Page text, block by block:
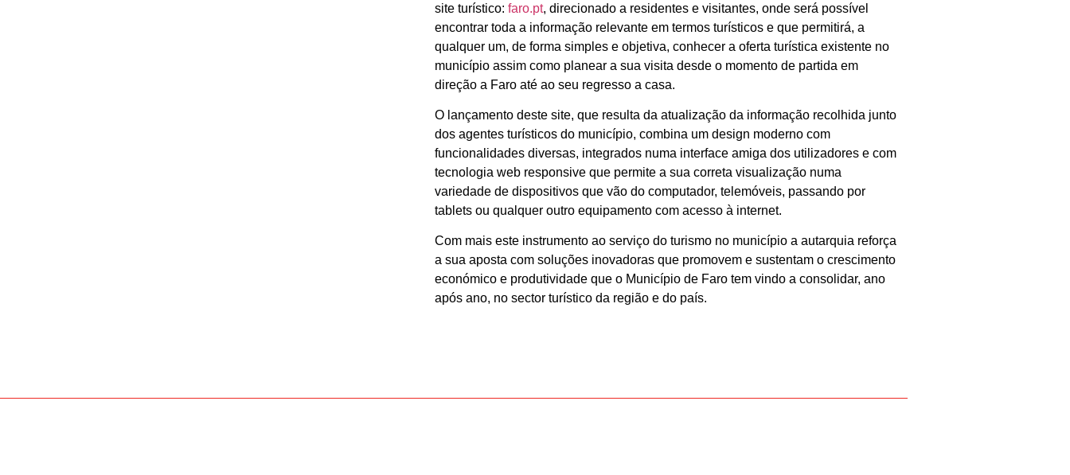
site turístico:faro.pt, direcionado a residentes e visitantes, onde será possível
encontrar toda a informação relevante em termos turísticos e que permitirá, a
qualquer um, de forma simples e objetiva, conhecer a oferta turística existente no
município assim como planear a sua visita desde o momento de partida em
direção a Faro até ao seu regresso a casa.
O lançamento deste site, que resulta da atualização da informação recolhida junto
dos agentes turísticos do município, combina um design moderno com
funcionalidades diversas, integrados numa interface amiga dos utilizadores e com
tecnologia web responsive que permite a sua correta visualização numa
variedade de dispositivos que vão do computador, telemóveis, passando por
tablets ou qualquer outro equipamento com acesso à internet.
Com mais este instrumento ao serviço do turismo no município a autarquia reforça
a sua aposta com soluções inovadoras que promovem e sustentam o crescimento
económico e produtividade que o Município de Faro tem vindo a consolidar, ano
após ano, no sector turístico da região e do país.